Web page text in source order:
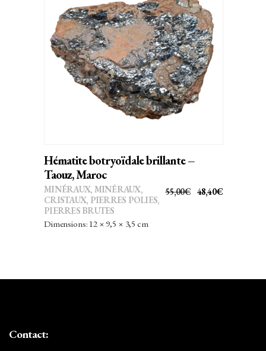
AJOUTER AU PANIER
Hématite botryoïdale brillante –
Taouz, Maroc
55,00€ LE
48,40€LE
MINÉRAUX, MINÉRAUX,
CRISTAUX, PIERRES POLIES,
PIERRES BRUTES
Dimensions: 12 × 9,5 × 3,5 cm
Contact: